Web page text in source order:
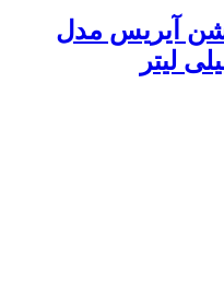
آیریس مدل